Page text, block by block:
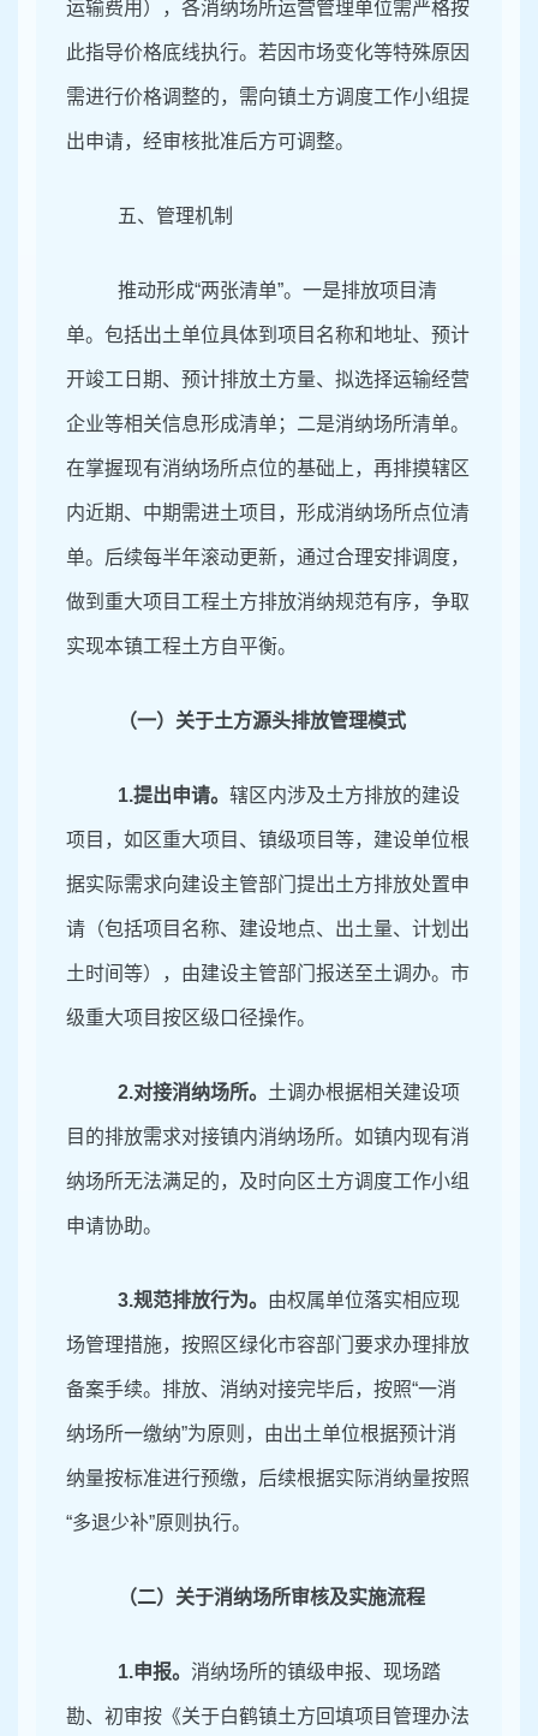
运输费用），各消纳场所运营管理单位需严格按
此指导价格底线执行。若因市场变化等特殊原因
需进行价格调整的，需向镇土方调度工作小组提
出申请，经审核批准后方可调整。
五、管理机制
推动形成“两张清单”。一是排放项目清
单。包括出土单位具体到项目名称和地址、预计
开竣工日期、预计排放土方量、拟选择运输经营
企业等相关信息形成清单；二是消纳场所清单。
在掌握现有消纳场所点位的基础上，再排摸辖区
内近期、中期需进土项目，形成消纳场所点位清
单。后续每半年滚动更新，通过合理安排调度，
做到重大项目工程土方排放消纳规范有序，争取
实现本镇工程土方自平衡。
（一）关于土方源头排放管理模式
1.提出申请。 辖区内涉及土方排放的建设
项目，如区重大项目、镇级项目等，建设单位根
据实际需求向建设主管部门提出土方排放处置申
请（包括项目名称、建设地点、出土量、计划出
土时间等），由建设主管部门报送至土调办。市
级重大项目按区级口径操作。
2.对接消纳场所。 土调办根据相关建设项
目的排放需求对接镇内消纳场所。如镇内现有消
纳场所无法满足的，及时向区土方调度工作小组
申请协助。
3.规范排放行为。 由权属单位落实相应现
场管理措施，按照区绿化市容部门要求办理排放
备案手续。排放、消纳对接完毕后，按照“一消
纳场所一缴纳”为原则，由出土单位根据预计消
纳量按标准进行预缴，后续根据实际消纳量按照
“多退少补”原则执行。
（二）关于消纳场所审核及实施流程
1.申报。 消纳场所的镇级申报、现场踏
勘、初审按《关于白鹤镇土方回填项目管理办法